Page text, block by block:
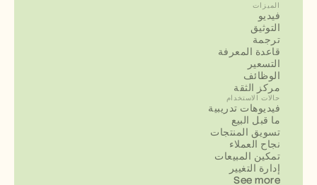
الميزات
فيديو
التوثيق
ترجمة
قاعدة المعرفة
التسعير
الوظائف
مركز الثقة
حالات الاستخدام
فيديوهات تدريبية
ما قبل البيع
تسويق المنتجات
نجاح العملاء
تمكين المبيعات
إدارة التغيير
See more